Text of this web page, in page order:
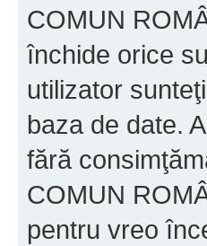
COMUN
închide orice
utilizator
baza de date.
fără
COMUN
pentru vreo